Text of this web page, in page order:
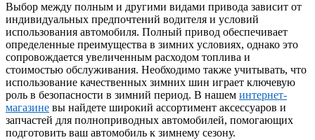
Выбор между полным и другими видами привода зависит от
индивидуальных предпочтений водителя и условий
использования автомобиля. Полный привод обеспечивает
определенные преимущества в зимних условиях, однако это
сопровождается увеличенным расходом топлива и
стоимостью обслуживания. Необходимо также учитывать, что
использование качественных зимних шин играет ключевую
роль в безопасности в зимний период. В нашем интернет-
магазине вы найдете широкий ассортимент аксессуаров и
запчастей для полноприводных автомобилей, помогающих
подготовить ваш автомобиль к зимнему сезону.